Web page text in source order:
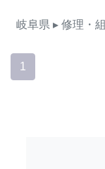
岐阜県 ▸ 修理・
1